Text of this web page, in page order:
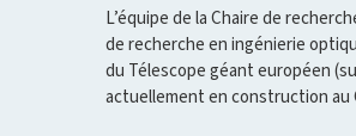
L’équipe de la Chaire de
de recherche en ingénierie
du Télescope géant européen
actuellement en construction au